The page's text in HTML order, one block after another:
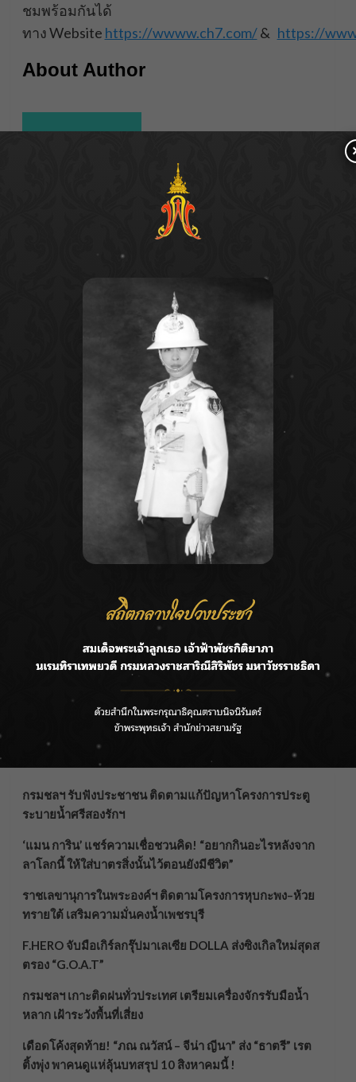
ชมพร้อมกันได้
ทาง Website https://wwww.ch7.com/& https://
About Author
See author's posts
navigation
“หมอปลาย” ทักแรง ดวงวิญญาณ “แตงโม” เฮี้ยน ทวง
Fc แห่เป็นห่วง “ปาล์มมี่” พักงานอย่างไม่มีกำหนด
Entertainment
‘แมน การิน’ แชร์ความเชื่อชวนคิด! “อยากกินอะไรหลัง
จากลาโลกนี้ ให้ใส่บาตรสิ่งนั้นไว้ตอนยังมีชีวิต”
ห้วยทรายใต้ เสริมความมั่นคงน้ำเพชรบุรี
07/08/2026
F.HERO จับมือเกิร์ลกรุ๊ปมาเลเซีย DOLLA ส่งซิงเกิล
07/08/2026
Recent Posts
กรมชลฯ รับฟังประชาชน ติดตามแก้ปัญหาโครงการประตู
ระบายน้ำศรีสองรักฯ
‘แมน การิน’ แชร์ความเชื่อชวนคิด! “อยากกินอะไรหลังจาก
ลาโลกนี้ ให้ใส่บาตรสิ่งนั้นไว้ตอนยังมีชีวิต”
ราชเลขานุการในพระองค์ฯ ติดตามโครงการหุบกะพง–ห้วย
ทรายใต้ เสริมความมั่นคงน้ำเพชรบุรี
F.HERO จับมือเกิร์ลกรุ๊ปมาเลเซีย DOLLA ส่งซิงเกิลใหม่สุดส
ตรอง “G.O.A.T”
กรมชลฯ เกาะติดฝนทั่วประเทศ เตรียมเครื่องจักรรับมือน้ำ
หลาก เฝ้าระวังพื้นที่เสี่ยง
เดือดโค้งสุดท้าย! “ภณ ณวัสน์ – จีน่า ญีนา” ส่ง “ธาตรี” เรต
ติ้งพุ่ง พาคนดูแห่ลุ้นบทสรุป 10 สิงหาคมนี้ !